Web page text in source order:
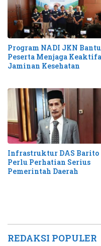
Program NADI JKN Bantu
Peserta Menjaga
Jaminan Kesehatan
Infrastruktur DAS Barito
Perlu Perhatian Serius
Pemerintah Daerah
REDAKSI POPULER